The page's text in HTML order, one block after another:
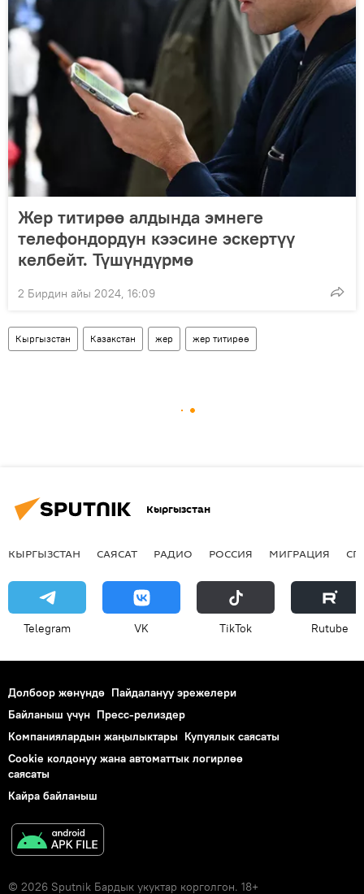
Жер титирөө алдында эмнеге
телефондордун кээсине эскертүү
келбейт. Түшүндүрмө
2 Бирдин айы 2024, 16:09
Кыргызстан Казакстан жер жер титирөө
Кыргызстан
КЫРГЫЗСТАН САЯСАТ РАДИО РОССИЯ МИГРАЦИЯ
Telegram VK ТikТоk Rutube
Долбоор жөнүндө Пайдалануу эрежелери
Байланыш үчүн Пресс-релиздер
Компаниялардын жаңылыктары Купуялык саясаты
Cookie колдонуу жана автоматтык логирлөө
саясаты
Кайра байланыш
© 2026 Sputnik Бардык укуктар корголгон. 18+